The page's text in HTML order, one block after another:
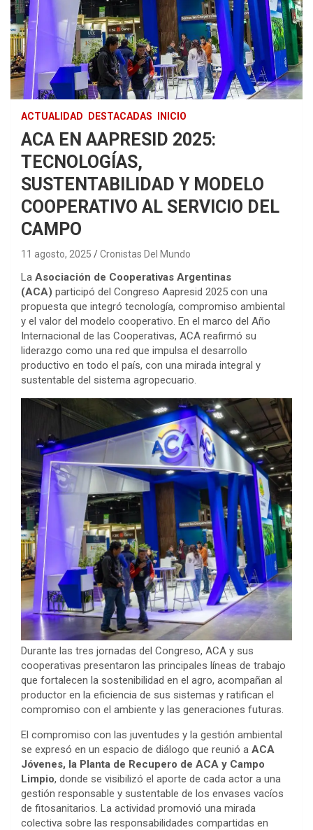
ACTUALIDAD DESTACADAS INICIO
ACA EN AAPRESID 2025:
TECNOLOGÍAS,
SUSTENTABILIDAD Y MODELO
COOPERATIVO AL SERVICIO DEL
CAMPO
11 agosto, 2025 Cronistas Del Mundo
La Asociación de Cooperativas Argentinas
(ACA) participó del Congreso Aapresid 2025 con una
propuesta que integró tecnología, compromiso ambiental
y el valor del modelo cooperativo. En el marco del Año
Internacional de las Cooperativas, ACA reafirmó su
liderazgo como una red que impulsa el desarrollo
productivo en todo el país, con una mirada integral y
sustentable del sistema agropecuario.
Durante las tres jornadas del Congreso, ACA y sus
cooperativas presentaron las principales líneas de trabajo
que fortalecen la sostenibilidad en el agro, acompañan al
productor en la eficiencia de sus sistemas y ratifican el
compromiso con el ambiente y las generaciones futuras.
El compromiso con las juventudes y la gestión ambiental
se expresó en un espacio de diálogo que reunió a ACA
Jóvenes, la Planta de Recupero de ACA y Campo
Limpio, donde se visibilizó el aporte de cada actor a una
gestión responsable y sustentable de los envases vacíos
de fitosanitarios. La actividad promovió una mirada
colectiva sobre las responsabilidades compartidas en